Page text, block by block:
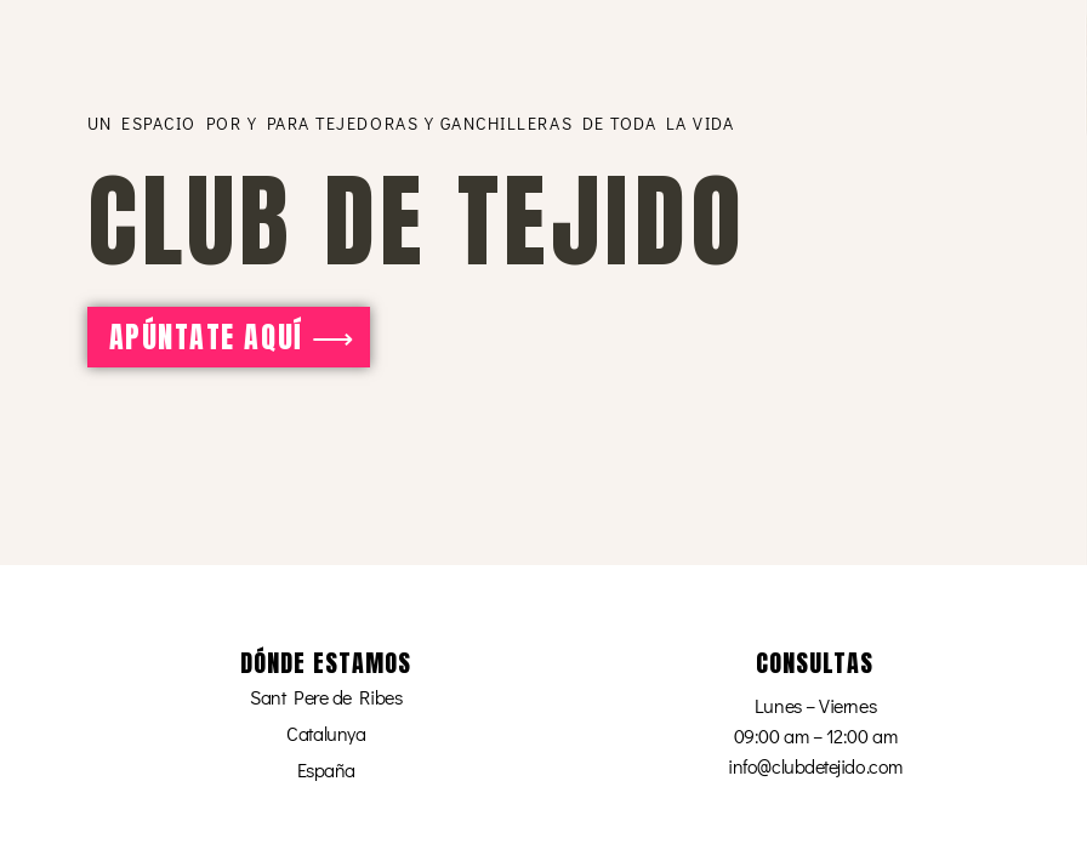
UN ESPACIO POR Y PARA TEJEDORAS Y GANCHILLERAS DE TODA LA VIDA
CLUB DE TEJIDO
APÚNTATE AQUÍ ⟶
DÓNDE ESTAMOS
Sant Pere de Ribes
Catalunya
España
CONSULTAS
Lunes – Viernes
09:00 am – 12:00 am
info@clubdetejido.com